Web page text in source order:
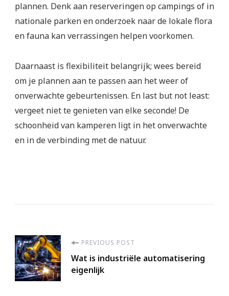
plannen. Denk aan reserveringen op campings of in
nationale parken en onderzoek naar de lokale flora
en fauna kan verrassingen helpen voorkomen.
Daarnaast is flexibiliteit belangrijk; wees bereid
om je plannen aan te passen aan het weer of
onverwachte gebeurtenissen. En last but not least:
vergeet niet te genieten van elke seconde! De
schoonheid van kamperen ligt in het onverwachte
en in de verbinding met de natuur.
Post
Navigation
PREVIOUS POST
Wat is industriële automatisering
eigenlijk